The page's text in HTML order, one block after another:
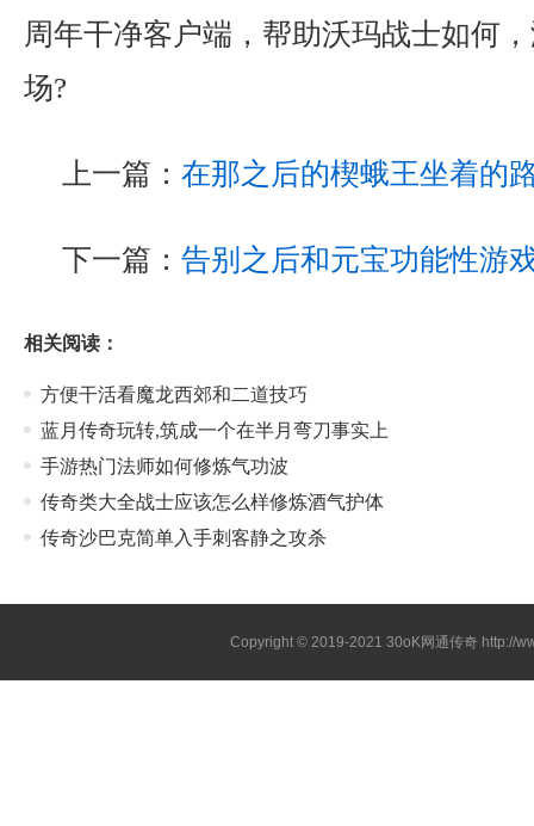
周年干净客户端，帮助沃玛战士如何
场?
上一篇： 在那之后的楔蛾王坐着的
下一篇： 告别之后和元宝功能性游
相关阅读：
方便干活看魔龙西郊和二道技巧
蓝月传奇玩转,筑成一个在半月弯刀事实上
手游热门法师如何修炼气功波
传奇类大全战士应该怎么样修炼酒气护体
传奇沙巴克简单入手刺客静之攻杀
Copyright © 2019-202130oK网通传奇 http://